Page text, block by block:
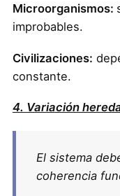
Microorganismos:
improbables.
Civilizaciones:
constante.
4. Variación
El sistema
coherencia